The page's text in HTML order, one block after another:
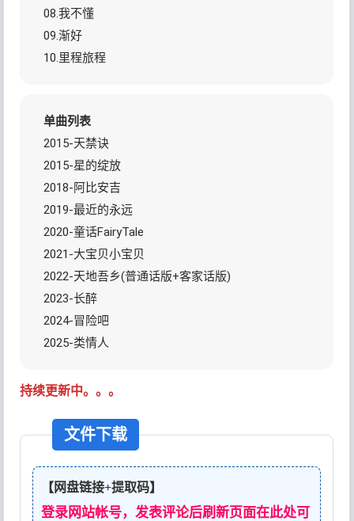
08.我不懂
09.渐好
10.里程旅程
单曲列表
2015-天禁诀
2015-星的绽放
2018-阿比安吉
2019-最近的永远
2020-童话FairyTale
2021-大宝贝小宝贝
2022-天地吾乡(普通话版+客家话版)
2023-长醉
2024-冒险吧
2025-类情人
持续更新中。。。
文件下载
【网盘链接+提取码】
登录网站帐号，发表评论后刷新页面在此处可